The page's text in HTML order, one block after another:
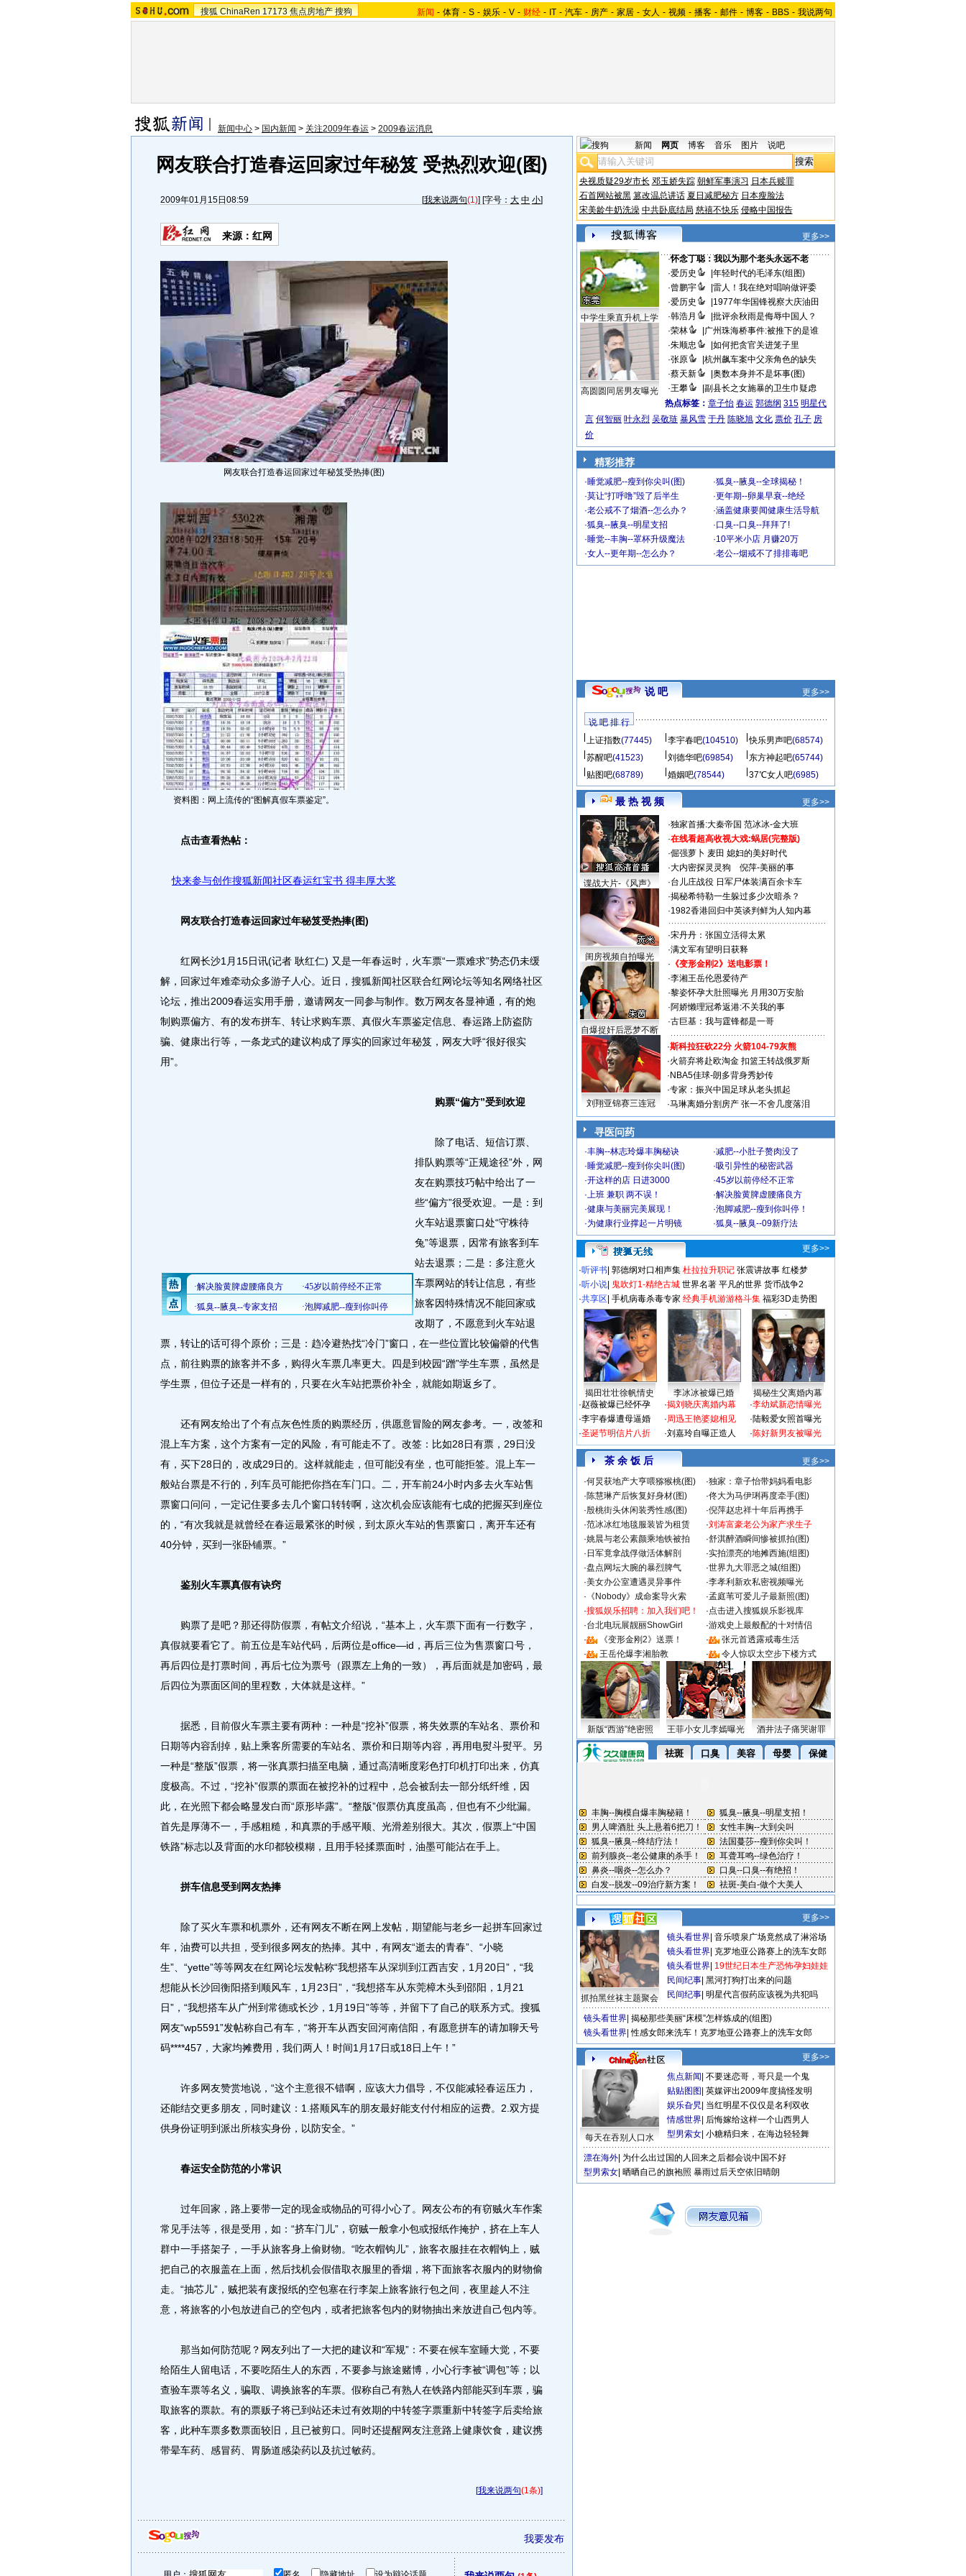
搜狐 ChinaRen 17173 焦点房地产 搜狗 新闻 - 体育 - S - 娱乐 - V - 财经 - IT - 汽车 - 房产 - 家居 - 女人 - 视频 - 播客 - 邮件 - 博客 - BBS - 我说两句
新闻中心 > 国内新闻 > 关注2009年春运 > 2009春运消息
网友联合打造春运回家过年秘笈 受热烈欢迎(图)
2009年01月15日08:59 [我来说两句(1)] [字号： 大 中 小]
来源：红网
网友联合打造春运回家过年秘笈受热捧(图)
资料图：网上流传的“图解真假车票鉴定”。
点击查看热帖：
快来参与创作搜狐新闻社区春运红宝书 得丰厚大奖
网友联合打造春运回家过年秘笈受热捧(图)
红网长沙1月15日讯(记者 耿红仁) 又是一年春运时，火车票“一票难求”势态仍未缓
解，回家过年难牵动众多游子人心。近日，搜狐新闻社区联合红网论坛等知名网络社区
论坛，推出2009春运实用手册，邀请网友一同参与制作。数万网友各显神通，有的炮
制购票偏方、有的发布拼车、转让求购车票、真假火车票鉴定信息、春运路上防盗防
骗、健康出行等，一条龙式的建议构成了厚实的回家过年秘笈，网友大呼“很好很实
用”。
购票“偏方”受到欢迎
除了电话、短信订票、
排队购票等“正规途径”外，网
友在购票技巧帖中给出了一
些“偏方”很受欢迎。一是：到
火车站退票窗口处“守株待
兔”等退票，因常有旅客到车
站去退票；二是：多注意火
车票网站的转让信息，有些
旅客因特殊情况不能回家或
改期了，不愿意到火车站退
票，转让的话可得个原价；三是：趋冷避热找“冷门”窗口，在一些位置比较偏僻的代售
点，前往购票的旅客并不多，购得火车票几率更大。四是到校园“蹭”学生车票，虽然是
学生票，但位子还是一样有的，只要在火车站把票价补全，就能如期返乡了。
还有网友给出了个有点灰色性质的购票经历，供愿意冒险的网友参考。一，改签和
混上车方案，这个方案有一定的风险，有可能走不了。改签：比如28日有票，29日没
有，买下28日的，改成29日的。这样就能走，但可能没有坐，也可能拒签。混上车一
般站台票是不行的，列车员可能把你挡在车门口。二，开车前24小时内多去火车站售
票窗口问问，一定记住要多去几个窗口转转啊，这次机会应该能有七成的把握买到座位
的，“有次我就是就曾经在春运最紧张的时候，到太原火车站的售票窗口，离开车还有
40分钟，买到一张卧铺票。”
鉴别火车票真假有诀窍
购票了是吧？那还得防假票，有帖文介绍说，“基本上，火车票下面有一行数字，
真假就要看它了。前五位是车站代码，后两位是office—id，再后三位为售票窗口号，
再后四位是打票时间，再后七位为票号（跟票左上角的一致），再后面就是加密码，最
后四位为票面区间的里程数，大体就是这样。”
据悉，目前假火车票主要有两种：一种是“挖补”假票，将失效票的车站名、票价和
日期等内容刮掉，贴上乘客所需要的车站名、票价和日期等内容，再用电熨斗熨平。另
一种是“整版”假票，将一张真票扫描至电脑，通过高清晰度彩色打印机打印出来，仿真
度极高。不过，“挖补”假票的票面在被挖补的过程中，总会被刮去一部分纸纤维，因
此，在光照下都会略显发白而“原形毕露”。“整版”假票仿真度虽高，但也有不少纰漏。
首先是厚薄不一，手感粗糙，和真票的手感平顺、光滑差别很大。其次，假票上“中国
铁路”标志以及背面的水印都较模糊，且用手轻揉票面时，油墨可能沾在手上。
拼车信息受到网友热捧
除了买火车票和机票外，还有网友不断在网上发帖，期望能与老乡一起拼车回家过
年，油费可以共担，受到很多网友的热捧。其中，有网友“逝去的青春”、“小晓
生”、“yette”等等网友在红网论坛发帖称“我想搭车从深圳到江西吉安，1月20日”，“我
想能从长沙回衡阳搭到顺风车，1月23日”，“我想搭车从东莞樟木头到邵阳，1月21
日”，“我想搭车从广州到常德或长沙，1月19日”等等，并留下了自己的联系方式。搜狐
网友“wp5591”发帖称自己有车，“将开车从西安回河南信阳，有愿意拼车的请加聊天号
码****457，大家均摊费用，我们两人！时间1月17日或18日上午！”
许多网友赞赏地说，“这个主意很不错啊，应该大力倡导，不仅能减轻春运压力，
还能结交更多朋友，同时建议：1.搭顺风车的朋友最好能支付付相应的运费。2.双方提
供身份证明到派出所核实身份，以防安全。”
春运安全防范的小常识
过年回家，路上要带一定的现金或物品的可得小心了。网友公布的有窃贼火车作案
常见手法等，很是受用，如：“挤车门儿”，窃贼一般拿小包或报纸作掩护，挤在上车人
群中一手搭架子，一手从旅客身上偷财物。“吃衣帽钩儿”，旅客衣服挂在衣帽钩上，贼
把自己的衣服盖在上面，然后找机会假借取衣服里的香烟，将下面旅客衣服内的财物偷
走。“抽芯儿”，贼把装有废报纸的空包塞在行李架上旅客旅行包之间，夜里趁人不注
意，将旅客的小包放进自己的空包内，或者把旅客包内的财物抽出来放进自己包内等。
那当如何防范呢？网友列出了一大把的建议和“军规”：不要在候车室睡大觉，不要
给陌生人留电话，不要吃陌生人的东西，不要参与旅途赌博，小心行李被“调包”等；以
查验车票等名义，骗取、调换旅客的车票。假称自己有熟人在铁路内部能买到车票，骗
取旅客的票款。有的票贩子将已到站还未过有效期的中转签字票重新中转签字后卖给旅
客，此种车票多数票面较旧，且已被剪口。同时还提醒网友注意路上健康饮食，建议携
带晕车药、感冒药、胃肠道感染药以及抗过敏药。
[我来说两句(1条)]
我要发布
新闻 网页 博客 音乐 图片 说吧
央视质疑29岁市长 邓玉娇失踪 朝鲜军事演习 日本兵赎罪
石首网站被黑 篡改温总讲话 夏日减肥秘方 日本瘦脸法
宋美龄牛奶洗澡 中共卧底结局 慈禧不快乐 侵略中国报告
更多>>
中学生乘直升机上学
高圆圆同居男友曝光
·怀念丁聪：我以为那个老头永远不老
·爱历史
年轻时代的毛泽东(组图)
·曾鹏宇
雷人！我在绝对唱响做评委
·爱历史
1977年华国锋视察大庆油田
·韩浩月
批评余秋雨是侮辱中国人？
·荣林
广州珠海桥事件:被推下的是谁
·朱顺忠
如何把贪官关进笼子里
·张原
杭州飙车案中父亲角色的缺失
·蔡天新
奥数本身并不是坏事(图)
·王攀
副县长之女施暴的卫生巾疑虑
热点标签： 章子怡 春运 郭德纲 315 明星代
言 何智丽 叶永烈 吴敬琏 暴风雪 于丹 陈晓旭 文化 票价 孔子 房
价
精彩推荐
·睡觉减肥--瘦到你尖叫(图) ·狐臭--腋臭--全球揭秘！
·莫让“打呼噜”毁了后半生 ·更年期--卵巢早衰--绝经
·老公戒不了烟酒--怎么办？ ·涵盖健康要闻健康生活导航
·狐臭--腋臭--明星支招 ·口臭--口臭--拜拜了!
·睡觉--丰胸--罩杯升级魔法 ·10平米小店 月赚20万
·女人--更年期--怎么办？ ·老公--烟戒不了排排毒吧
说 吧 更多>>
说 吧 排 行
上证指数(77445) 李宇春吧(104510) 快乐男声吧(68574)
苏醒吧(41523) 刘德华吧(69854) 东方神起吧(65744)
贴图吧(68789) 婚姻吧(78544) 37℃女人吧(6985)
最 热 视 频 更多>>
谍战大片-《风声》
闺房视频自拍曝光
自爆捉奸后恶梦不断
·独家首播:大秦帝国 范冰冰-金大班
·在线看超高收视大戏:蜗居(完整版)
·倔强萝卜 麦田 媳妇的美好时代
·大内密探灵灵狗
倪萍-美丽的事
·台儿庄战役 日军尸体装满百余卡车
·揭秘希特勒一生躲过多少次暗杀？
·1982香港回归中英谈判鲜为人知内幕
·宋丹丹：张国立活得太累
·满文军有望明日获释
· 《变形金刚2》送电影票！
·李湘王岳伦恩爱待产
·黎姿怀孕大肚照曝光 月用30万安胎
·阿娇懒理冠希返港:不关我的事
·古巨基：我与霆锋都是一哥
刘翔亚锦赛三连冠
·斯科拉狂砍22分 火箭104-79灰熊
·火箭弃将赴欧淘金 扣篮王转战俄罗斯
· NBA5佳球-朗多背身秀妙传
·专家：振兴中国足球从老头抓起
·马琳离婚分割房产 张一不舍几度落泪
寻医问药
·丰胸--林志玲爆丰胸秘诀 ·减肥--小肚子赘肉没了
·睡觉减肥--瘦到你尖叫(图) ·吸引异性的秘密武器
·开这样的店 日进3000 ·45岁以前停经不正常
·上班 兼职 两不误！ ·解决脸黄脾虚腰痛良方
·健康与美丽完美展现！ ·泡脚减肥--瘦到你叫停！
·为健康行业撑起一片明镜 ·狐臭--腋臭--09新疗法
更多>>
·听评书 郭德纲对口相声集 杜拉拉升职记 张震讲故事 红楼梦
·听小说 鬼吹灯1-精绝古城 世界名著 平凡的世界 货币战争2
·共享区 手机病毒杀毒专家 经典手机游游格斗集 福彩3D走势图
揭田壮壮徐帆情史 李冰冰被爆已婚
揭秘生父离婚内幕
·赵薇被爆已经怀孕
·李宇春爆遭母逼婚
·圣诞节明信片八折
·揭刘晓庆离婚内幕
·周迅王艳婆媳相见
·刘嘉玲自曝正造人
·李幼斌新恋情曝光
·陆毅爱女照首曝光
·陈好新男友被曝光
茶 余 饭 后
更多>>
·何炅获地产大亨喂猕猴桃(图) ·独家：章子怡带妈妈看电影
·陈慧琳产后恢复好身材(图) ·佟大为马伊琍再度牵手(图)
·殷桃街头休闲装秀性感(图) ·倪萍赵忠祥十年后再携手
·范冰冰红地毯服装皆为租赁 ·刘涛富豪老公为家产求生子
·姚晨与老公素颜乘地铁被拍 ·舒淇醉酒瞬间惨被抓拍(图)
· 日军竟拿战俘做活体解剖 ·实拍漂亮的地摊西施(组图)
·盘点网坛大腕的暴烈脾气 ·世界九大罪恶之城(组图)
·美女办公室遭遇灵异事件 ·李孝利新欢私密视频曝光
· 《Nobody》成命案导火索 ·孟庭苇可爱儿子最新照(图)
·搜狐娱乐招聘：加入我们吧！ ·点击进入搜狐娱乐影视库
·台北电玩展靓丽ShowGirl ·游戏史上最般配的十对情侣
·
《变形金刚2》送票！ ·
张元首透露戒毒生活
·
王岳伦爆李湘胎教 · 令人惊叹太空步下楼方式
新版“西游”绝密照 王菲小女儿李嫣曝光 酒井法子痛哭谢罪
更多>>
抓拍黑丝袜主题聚会
镜头看世界 音乐喷泉广场竟然成了淋浴场
镜头看世界 克罗地亚公路赛上的洗车女郎
镜头看世界 19世纪日本生产恐怖孕妇娃娃
民间纪事 黑河打狗打出来的问题
民间纪事 明星代言假药应该视为共犯吗
镜头看世界 揭秘那些美丽“床模”怎样炼成的(组图)
镜头看世界 性感女郎来洗车！克罗地亚公路赛上的洗车女郎
更多>>
每天在吞别人口水
焦点新闻 不要迷恋哥，哥只是一个鬼
贴贴图图 英媒评出2009年度搞怪发明
娱乐旮旯 当红明星不仅仅是名利双收
情感世界 后悔嫁给这样一个山西男人
型男索女 小糖精归来，在海边轻轻舞
漂在海外 为什么出过国的人回来之后都会说中国不好
型男索女 晒晒自己的旗袍照 暴雨过后天空依旧晴朗